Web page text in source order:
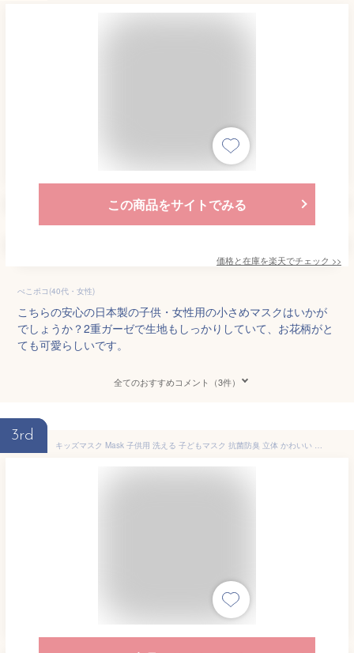
この商品をサイトでみる
価格と在庫を楽天でチェック >>
ぺこポコ(40代・女性)
こちらの安心の日本製の子供・女性用の小さめマスクはいかが
でしょうか？2重ガーゼで生地もしっかりしていて、お花柄がと
ても可愛らしいです。
全てのおすすめコメント（3件）
3rd
キッズマスク Mask 子供用 洗える 子どもマスク 抗菌防臭 立体 かわいい 通気性 超快適 春夏秋冬 布マスク 女の子 6枚セット